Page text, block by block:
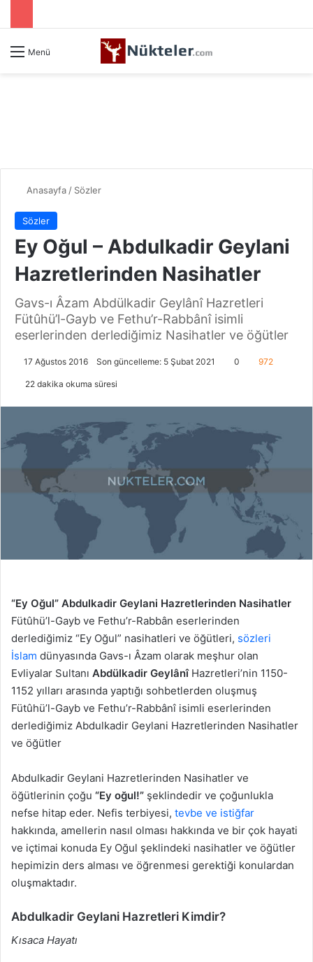
Menü
Anasayfa / Sözler
Sözler
Ey Oğul – Abdulkadir Geylani
Hazretlerinden Nasihatler
Gavs-ı Âzam Abdülkadir Geylânî Hazretleri
Fütûhü’l-Gayb ve Fethu’r-Rabbânî isimli
eserlerinden derlediğimiz Nasihatler ve öğütler
17 Ağustos 2016 Son güncelleme: 5 Şubat 2021 0 972
22 dakika okuma süresi
“Ey Oğul” Abdulkadir Geylani Hazretlerinden Nasihatler
Fütûhü’l-Gayb ve Fethu’r-Rabbân eserlerinden
derlediğimiz “Ey Oğul” nasihatleri ve öğütleri, sözleri
İslam dünyasında Gavs-ı Âzam olarak meşhur olan
Evliyalar Sultanı Abdülkadir GeylânîHazretleri’nin 1150-
1152 yılları arasında yaptığı sohbetlerden oluşmuş
Fütûhü’l-Gayb ve Fethu’r-Rabbânî isimli eserlerinden
derlediğimiz Abdulkadir Geylani Hazretlerinden Nasihatler
ve öğütler
Abdulkadir Geylani Hazretlerinden Nasihatler ve
öğütlerinin çoğu “Ey oğul!” şeklindedir ve çoğunlukla
nefse hitap eder. Nefis terbiyesi, tevbe ve istiğfar
hakkında, amellerin nasıl olması hakkında ve bir çok hayati
ve içtimai konuda Ey Oğul şeklindeki nasihatler ve öğütler
hepimizin ders alması ve öğrenmesi gerektiği konulardan
oluşmaktadır.
Abdulkadir Geylani Hazretleri Kimdir?
Kısaca Hayatı